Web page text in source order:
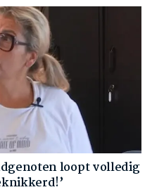
loopt volledig